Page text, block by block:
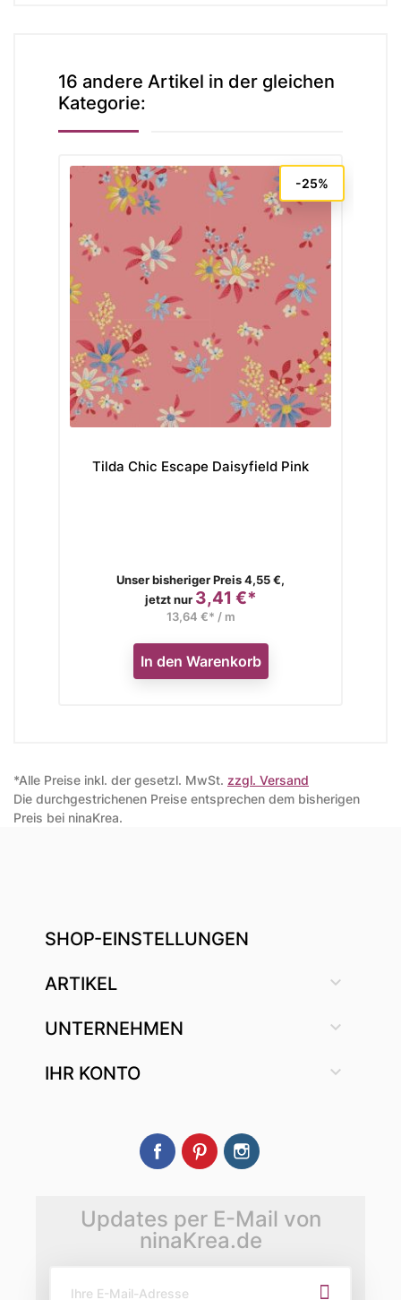
16 andere Artikel in der gleichen
Kategorie:
Tilda Chic Escape Daisyfield Pink
Verkaufspreis
Unser bisheriger Preis 4,55 €,
jetzt nur
-25%
Preis
3,41 €*
13,64 €* / m
In den Warenkorb
*Alle Preise inkl. der gesetzl. MwSt. zzgl. Versand
Die durchgestrichenen Preise entsprechen dem bisherigen
Preis bei ninaKrea.
SHOP-EINSTELLUNGEN
ARTIKEL 
UNTERNEHMEN 
IHR KONTO 
FacebookPinterest
Updates per E-Mail von
ninaKrea.de